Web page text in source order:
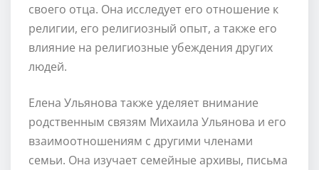
своего отца. Она исследует его отношение к
религии, его религиозный опыт, а также его
влияние на религиозные убеждения других
людей.
Елена Ульянова также уделяет внимание
родственным связям Михаила Ульянова и его
взаимоотношениям с другими членами
семьи. Она изучает семейные архивы, письма